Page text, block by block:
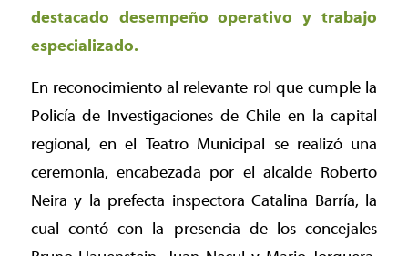
destacado desempeño operativo y trabajo
especializado.
En reconocimiento al relevante rol que cumple la
Policía de Investigaciones de Chile en la capital
regional, en el Teatro Municipal se realizó una
ceremonia, encabezada por el alcalde Roberto
Neira y la prefecta inspectora Catalina Barría, la
cual contó con la presencia de los concejales